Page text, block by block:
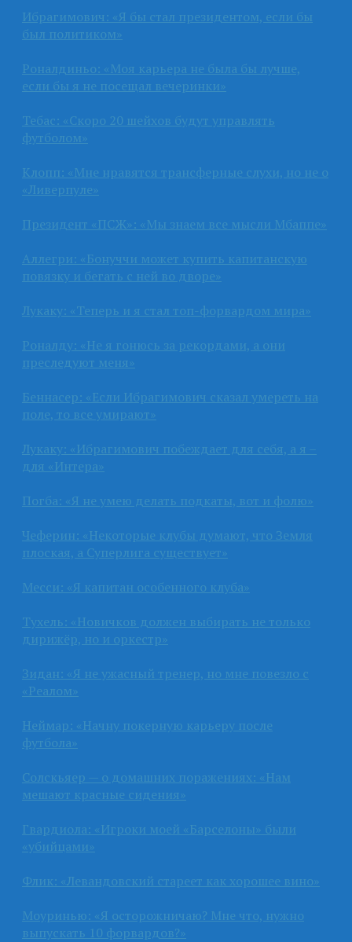
Ибрагимович: «Я бы стал президентом, если бы
был политиком»
Роналдиньо: «Моя карьера не была бы лучше,
если бы я не посещал вечеринки»
Тебас: «Скоро 20 шейхов будут управлять
футболом»
Клопп: «Мне нравятся трансферные слухи, но не о
«Ливерпуле»
Президент «ПСЖ»: «Мы знаем все мысли Мбаппе»
Аллегри: «Бонуччи может купить капитанскую
повязку и бегать с ней во дворе»
Лукаку: «Теперь и я стал топ-форвардом мира»
Роналду: «Не я гонюсь за рекордами, а они
преследуют меня»
Беннасер: «Если Ибрагимович сказал умереть на
поле, то все умирают»
Лукаку: «Ибрагимович побеждает для себя, а я –
для «Интера»
Погба: «Я не умею делать подкаты, вот и фолю»
Чеферин: «Некоторые клубы думают, что Земля
плоская, а Суперлига существует»
Месси: «Я капитан особенного клуба»
Тухель: «Новичков должен выбирать не только
дирижёр, но и оркестр»
Зидан: «Я не ужасный тренер, но мне повезло с
«Реалом»
Неймар: «Начну покерную карьеру после
футбола»
Солскьяер — о домашних поражениях: «Нам
мешают красные сидения»
Гвардиола: «Игроки моей «Барселоны» были
«убийцами»
Флик: «Левандовский стареет как хорошее вино»
Моуринью: «Я осторожничаю? Мне что, нужно
выпускать 10 форвардов?»